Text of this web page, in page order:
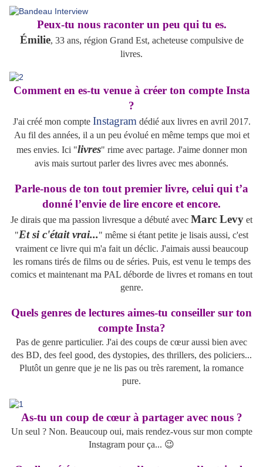
Peux-tu nous raconter un peu qui tu es.
Émilie, 33 ans, région Grand Est, acheteuse compulsive de
livres.
Comment en es-tu venue à créer ton compte Insta
?
J'ai créé mon compte Instagram dédié aux livres en avril 2017.
Au fil des années, il a un peu évolué en même temps que moi et
mes envies. Ici "livres" rime avec partage. J'aime donner mon
avis mais surtout parler des livres avec mes abonnés.
Parle-nous de ton tout premier livre, celui qui t’a
donné l’envie de lire encore et encore.
Je dirais que ma passion livresque a débuté avec Marc Levy et
"Et si c'était vrai..." même si étant petite je lisais aussi, c'est
vraiment ce livre qui m'a fait un déclic. J'aimais aussi beaucoup
les romans tirés de films ou de séries. Puis, est venu le temps des
comics et maintenant ma PAL déborde de livres et romans en tout
genre.
Quels genres de lectures aimes-tu conseiller sur ton
compte Insta?
Pas de genre particulier. J'ai des coups de cœur aussi bien avec
des BD, des feel good, des dystopies, des thrillers, des policiers...
Plutôt un genre que je ne lis pas ou très rarement, la romance
pure.
As-tu un coup de cœur à partager avec nous ?
Un seul ? Non. Beaucoup oui, mais rendez-vous sur mon compte
Instagram pour ça... 😉